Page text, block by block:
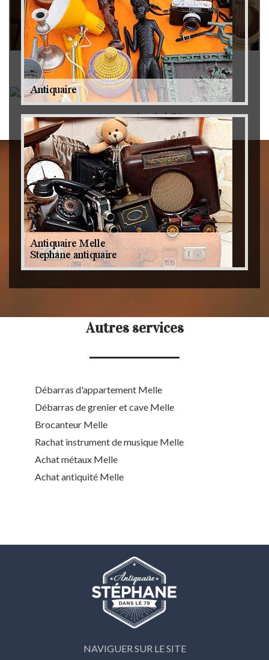
Rachat instrument de musique 79
Achat antiquité 79
Autres services
Débarras d'appartement Melle
Débarras de grenier et cave Melle
Brocanteur Melle
Rachat instrument de musique Melle
Achat métaux Melle
Achat antiquité Melle
NAVIGUER SUR LE SITE